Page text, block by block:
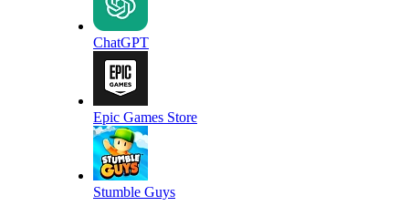
ChatGPT
Epic Games Store
Stumble Guys